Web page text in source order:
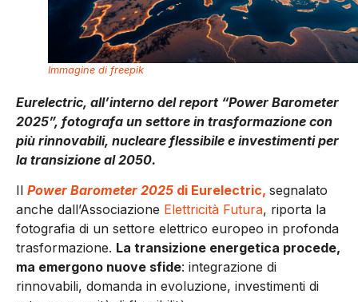
Immagine di freepik
Eurelectric, all’interno del report “Power Barometer
2025”, fotografa un settore in trasformazione con
più rinnovabili, nucleare flessibile e investimenti per
la transizione al 2050.
Il Power Barometer 2025 di Eurelectric, segnalato
anche dall’Associazione Elettricità Futura, riporta la
fotografia di un settore elettrico europeo in profonda
trasformazione. La transizione energetica procede,
ma emergono nuove sfide: integrazione di
rinnovabili, domanda in evoluzione, investimenti di